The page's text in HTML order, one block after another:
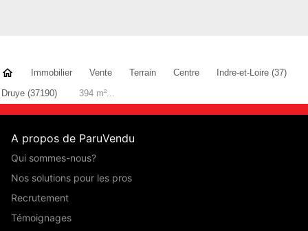
Immobilier Vente Terrain Centre
Indre-et-Loire (37)
Druye (37190)
394 m²...
A propos de ParuVendu
Qui sommes-nous?
Nos solutions pour les pros
Recrutement
Témoignages